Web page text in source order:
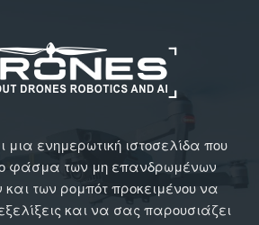
μια ενημερωτική ιστοσελίδα που
φάσμα των μη επανδρωμένων
και των ρομπότ προκειμένου να
και να σας παρουσιάζει